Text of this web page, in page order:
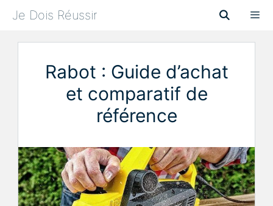
Je Dois Réussir
Menu
Rabot : Guide d’achat
et comparatif de
référence